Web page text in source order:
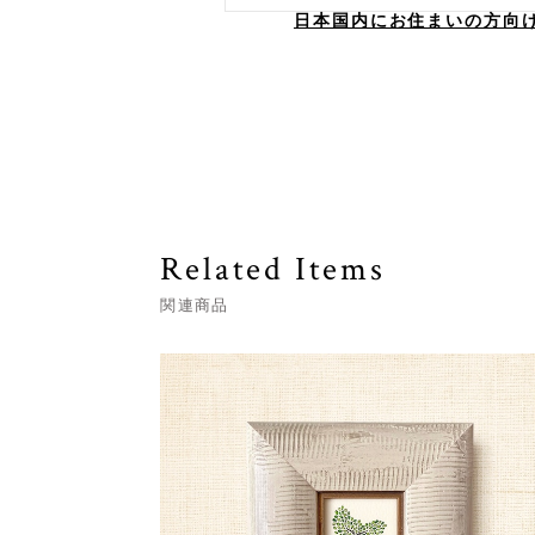
日本国内にお住まいの方向
Related Items
関連商品